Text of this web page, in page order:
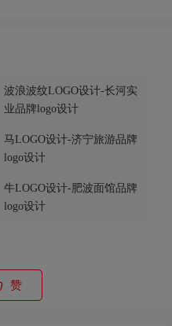
波浪波纹LOGO设计-长河实
业品牌logo设计
马LOGO设计-济宁旅游品牌
logo设计
牛LOGO设计-肥波面馆品牌
logo设计
赞